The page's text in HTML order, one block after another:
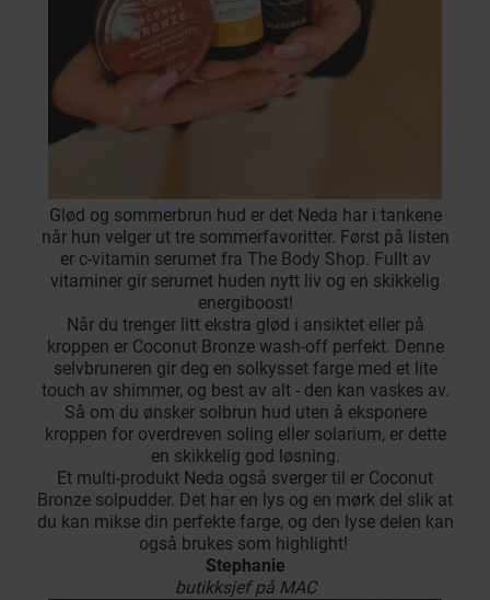
Glød og sommerbrun hud er det Neda har i tankene
når hun velger ut tre sommerfavoritter. Først på listen
er c-vitamin serumet fra The Body Shop. Fullt av
vitaminer gir serumet huden nytt liv og en skikkelig
energiboost!
Når du trenger litt ekstra glød i ansiktet eller på
kroppen er Coconut Bronze wash-off perfekt. Denne
selvbruneren gir deg en solkysset farge med et lite
touch av shimmer, og best av alt - den kan vaskes av.
Så om du ønsker solbrun hud uten å eksponere
kroppen for overdreven soling eller solarium, er dette
en skikkelig god løsning.
Et multi-produkt Neda også sverger til er Coconut
Bronze solpudder. Det har en lys og en mørk del slik at
du kan mikse din perfekte farge, og den lyse delen kan
også brukes som highlight!
Stephanie
butikksjef på MAC